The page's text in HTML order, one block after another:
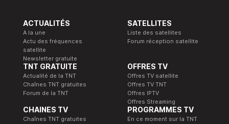
ACTUALITÉS
A la une
Actu des fréquences
satellite
Newsletter gratuite
SATELLITES
Liste des satellites
Forum réception satellite
TNT GRATUITE
Actualité de la TNT
Chaînes TNT gratuites
Forum de la TNT
OFFRES TV
Offres TV satellite
Offres TV TNT
Offres IPTV
Offres Streaming
CHAINES TV
Chaînes TNT gratuites
PROGRAMMES TV
En ce moment sur la TNT